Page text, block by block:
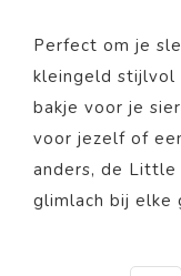
Perfect om je
kleingeld stijlvol
bakje voor je
voor jezelf of
anders, de Little
glimlach bij elke